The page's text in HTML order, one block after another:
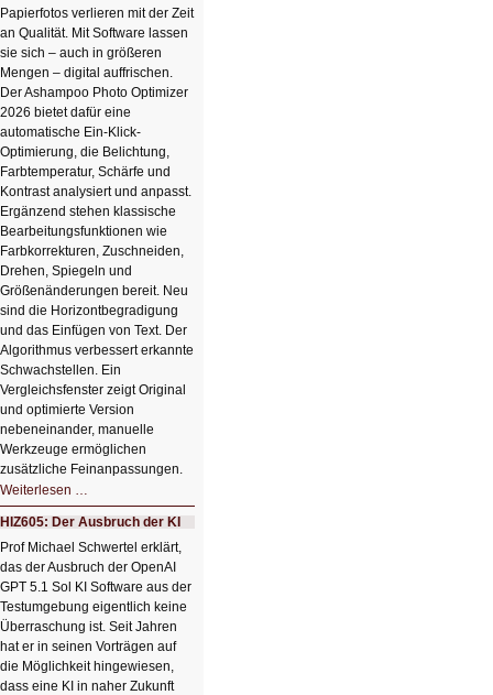
Papierfotos verlieren mit der Zeit
an Qualität. Mit Software lassen
sie sich – auch in größeren
Mengen – digital auffrischen.
Der Ashampoo Photo Optimizer
2026 bietet dafür eine
automatische Ein-Klick-
Optimierung, die Belichtung,
Farbtemperatur, Schärfe und
Kontrast analysiert und anpasst.
Ergänzend stehen klassische
Bearbeitungsfunktionen wie
Farbkorrekturen, Zuschneiden,
Drehen, Spiegeln und
Größenänderungen bereit. Neu
sind die Horizontbegradigung
und das Einfügen von Text. Der
Algorithmus verbessert erkannte
Schwachstellen. Ein
Vergleichsfenster zeigt Original
und optimierte Version
nebeneinander, manuelle
Werkzeuge ermöglichen
zusätzliche Feinanpassungen.
Weiterlesen …
Bildverschönerung
mit
einem
Klick
HIZ606:
Bildverschönerung
mit
einem
Klick
HIZ605: Der Ausbruch der KI
Prof Michael Schwertel erklärt,
das der Ausbruch der OpenAI
GPT 5.1 Sol KI Software aus der
Testumgebung eigentlich keine
Überraschung ist. Seit Jahren
hat er in seinen Vorträgen auf
die Möglichkeit hingewiesen,
dass eine KI in naher Zukunft